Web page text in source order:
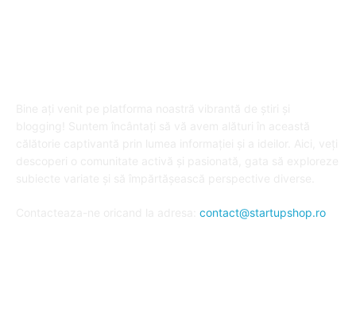
contact@startupshop.ro